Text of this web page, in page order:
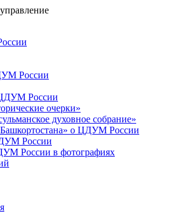
России
России
очерки»
духовное собрание»
о ЦДУМ России
России
России в фотографиях